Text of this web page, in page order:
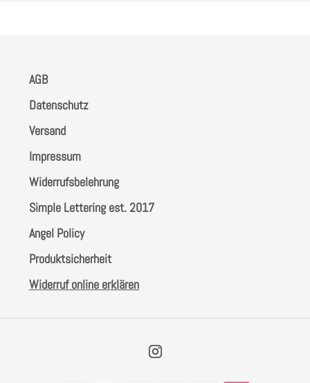
AGB
Datenschutz
Versand
Impressum
Widerrufsbelehrung
Simple Lettering est. 2017
Angel Policy
Produktsicherheit
Widerruf online erklären